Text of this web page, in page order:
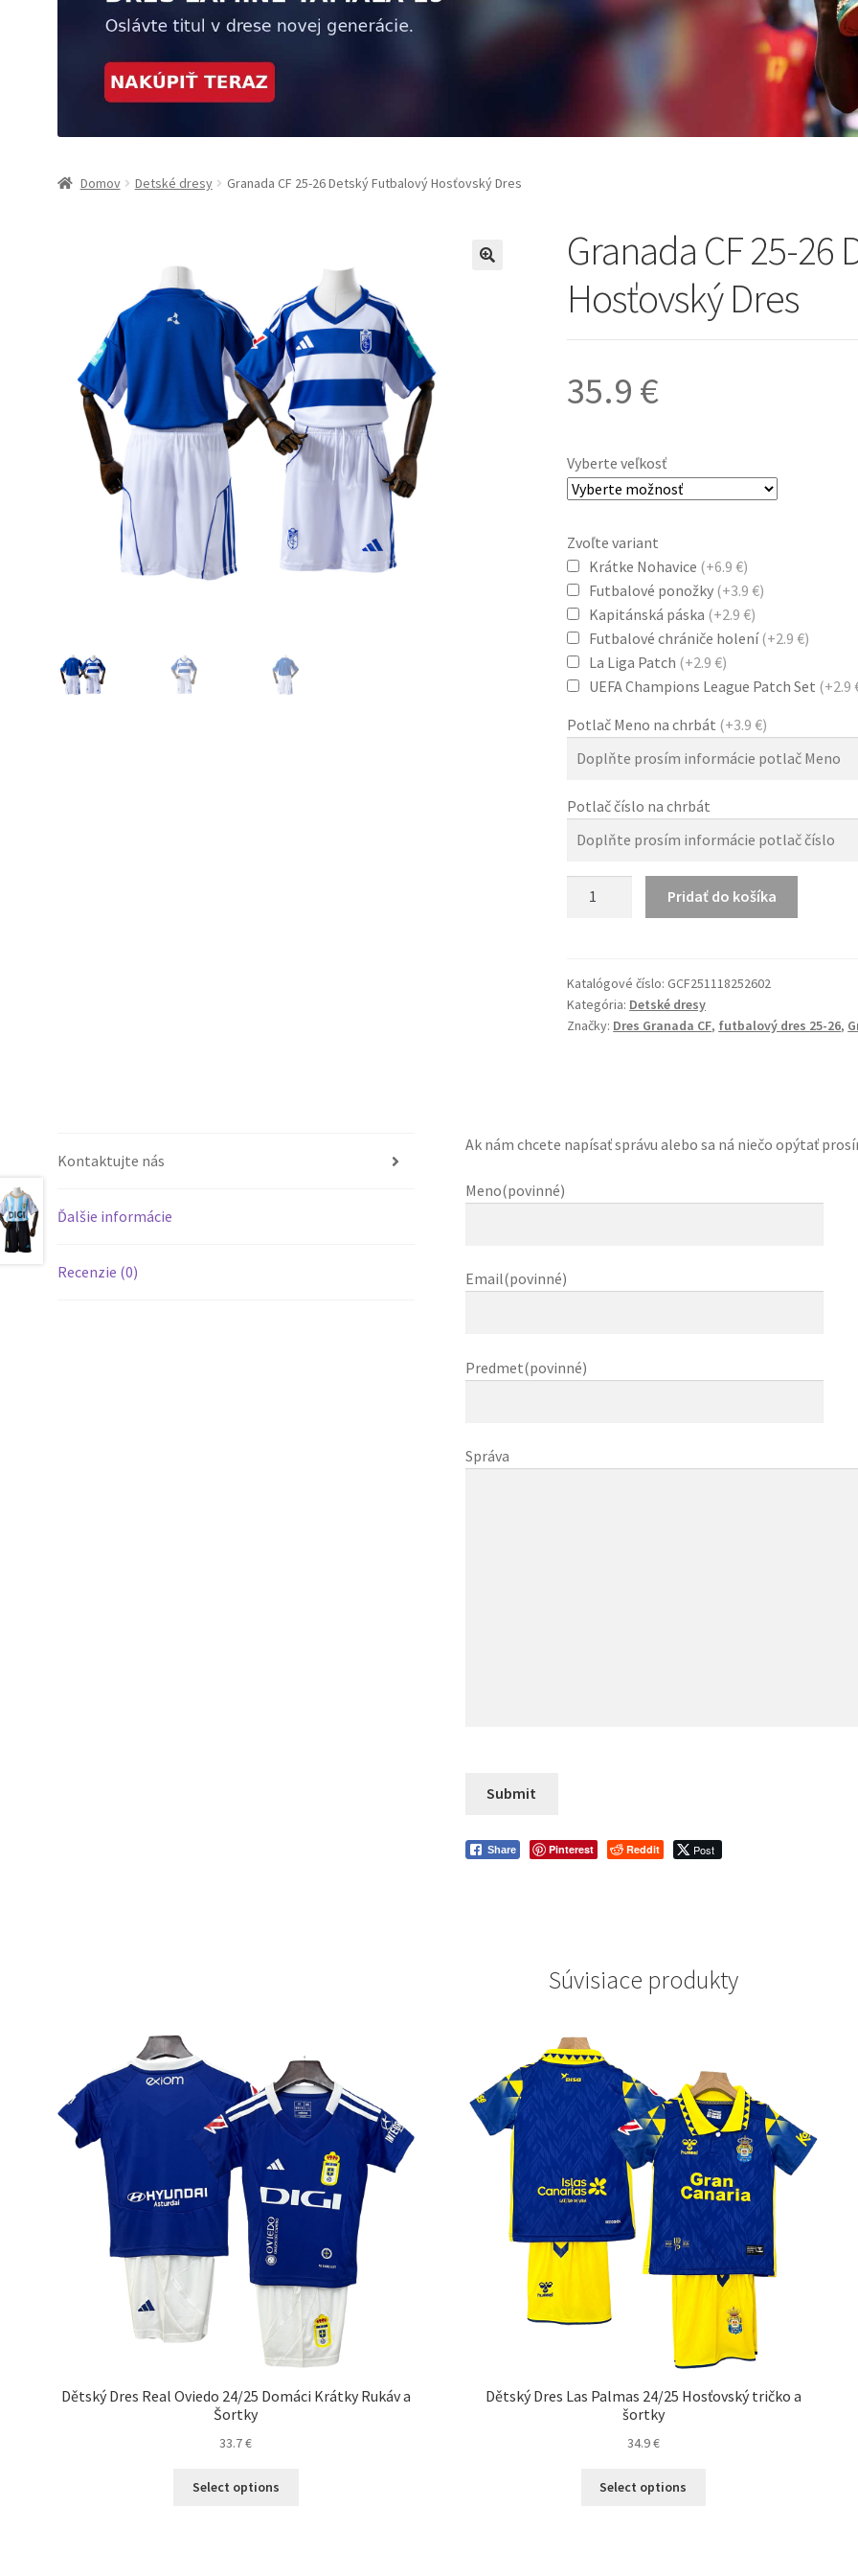
Domov Detské dresy Granada CF 25-26 Detský Futbalový Hosťovský Dres
Granada CF 25-26
Hosťovský Dres
35.9 €
Vyberte veľkosť
Zvoľte variant
Krátke Nohavice (+6.9 €)
Futbalové ponožky (+3.9 €)
Kapitánská páska (+2.9 €)
Futbalové chrániče holení(+2.9 €)
La Liga Patch (+2.9 €)
UEFA Champions League Patch Set (+2.9
Potlač Meno na chrbát (+3.9 €)
Potlač číslo na chrbát
26
Detský
Futbalový
Pridať do košíka
Katalógové číslo:GCF251118252602
Kategória: Detské dresy
Značky: Dres Granada CF, futbalový dres 25-26,
Kontaktujte nás
Ďalšie informácie
Recenzie (0)
Ak nám chcete napísať správu alebo sa ná niečo opýtať
Meno(povinné)
Email(povinné)
Predmet(povinné)
Správa
Share Pinterest Reddit Post
Súvisiace produkty
Dětský Dres Real Oviedo 24/25 Domáci Krátky Rukáv a
Šortky
33.7€
Select options
Dětský Dres Las Palmas 24/25 Hosťovský tričko a
šortky
34.9€
Select options